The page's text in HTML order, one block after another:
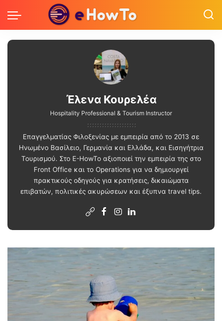
Έλενα Κουρελέα
Hospitality Professional & Tourism Instructor
Επαγγελματίας Φιλοξενίας με εμπειρία από το 2013 σε
Ηνωμένο Βασίλειο, Γερμανία και Ελλάδα, και Εισηγήτρια
Τουρισμού. Στο E-HowTo αξιοποιεί την εμπειρία της στο
Front Office και το Operations για να δημιουργεί
πρακτικούς οδηγούς για κρατήσεις, δικαιώματα
επιβατών, πολιτικές ακυρώσεων και έξυπνα travel tips.